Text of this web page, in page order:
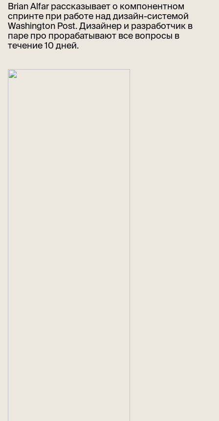
Brian Alfar рассказывает о компонентном
спринте при работе над дизайн-системой
Washington Post. Дизайнер и разработчик в
паре про прорабатывают все вопросы в
течение 10 дней.